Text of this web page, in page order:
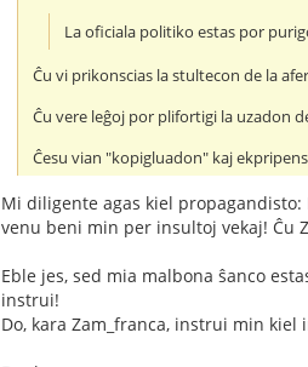
La oficiala politiko estas por
Ĉu vi prikonscias la stultecon de la
Ĉu vere leĝoj por plifortigi la uzadon
Ĉesu vian "kopigluadon" kaj
Mi diligente agas kiel
venu beni min per insultoj vekaj! Ĉu
Eble jes, sed mia malbona ŝanco
instrui!
Do, kara Zam_franca, instrui min